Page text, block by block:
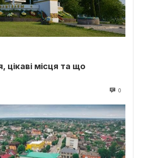
цікаві місця та що
0